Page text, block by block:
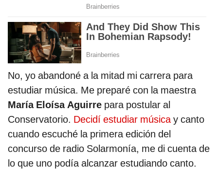
No, yo abandoné a la mitad mi carrera para
estudiar música. Me preparé con la maestra
María Eloísa Aguirre para postular al
Conservatorio. Decidí estudiar músicay canto
cuando escuché la primera edición del
concurso de radio Solarmonía, me di cuenta de
lo que uno podía alcanzar estudiando canto.